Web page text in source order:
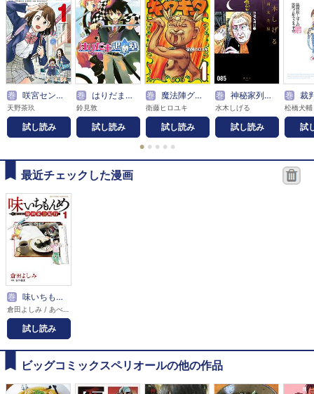
巻 咲宮センパイの弓日
天野茶玖
試し読み
巻 はりだま退魔塾
鈴見敦
試し読み
巻 魔法陣グルグル外伝 舞勇伝キタキタ
衛藤ヒロユキ
試し読み
巻 神秘家列伝 水木しげる漫画大全集
水木しげる
試し読み
巻 裁判長！ ぼ
試
● ● ● ● ●
最近チェックした漫画
巻 味いちもんめ 食べて・描く！ 漫画家食紀行
倉田よしみ / あべ善太
試し読み
ビッグコミックスペリオールの他の作品